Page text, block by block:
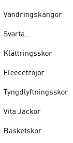
Vandringskängor
Svarta
Klättringsskor
Fleecetröjor
Tyngdlyftningsskor
Vita Jackor
Basketskor